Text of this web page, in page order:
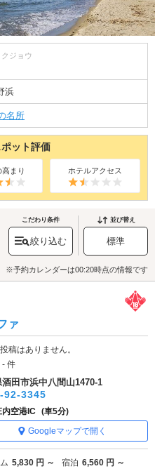
ジョウ
浜
名所
ット評価
高まり ホテルアクセス
こだわり条件
絞り込む
並び替え
標準
※予約カレンダーは00:20時点の情報です
ァ
稿はありません。
- 件
酒田市浜中八間山1470-1
92-3345
内空港IC (車5分)
Googleマップで開く
5,830 円 ～ 宿泊 6,560 円 ～